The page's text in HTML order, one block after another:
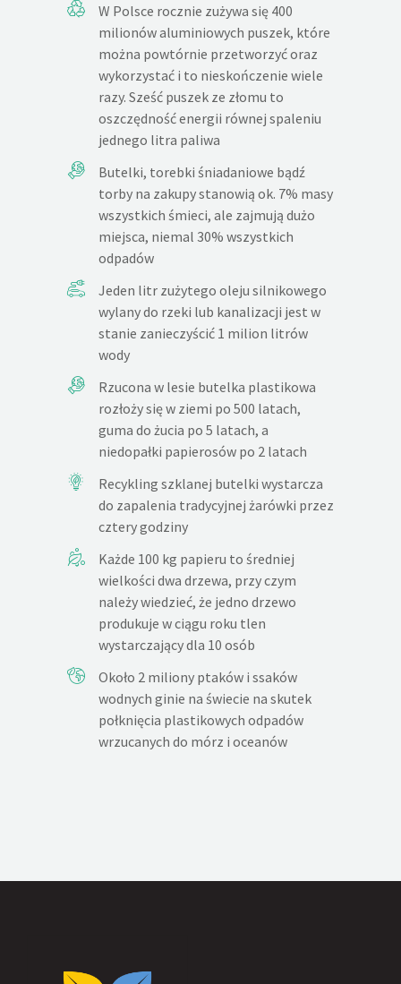
W Polsce rocznie zużywa się 400
milionów aluminiowych puszek, które
można powtórnie przetworzyć oraz
wykorzystać i to nieskończenie wiele
razy. Sześć puszek ze złomu to
oszczędność energii równej spaleniu
jednego litra paliwa
Butelki, torebki śniadaniowe bądź
torby na zakupy stanowią ok. 7% masy
wszystkich śmieci, ale zajmują dużo
miejsca, niemal 30% wszystkich
odpadów
Jeden litr zużytego oleju silnikowego
wylany do rzeki lub kanalizacji jest w
stanie zanieczyścić 1 milion litrów
wody
Rzucona w lesie butelka plastikowa
rozłoży się w ziemi po 500 latach,
guma do żucia po 5 latach, a
niedopałki papierosów po 2 latach
Recykling szklanej butelki wystarcza
do zapalenia tradycyjnej żarówki przez
cztery godziny
Każde 100 kg papieru to średniej
wielkości dwa drzewa, przy czym
należy wiedzieć, że jedno drzewo
produkuje w ciągu roku tlen
wystarczający dla 10 osób
Około 2 miliony ptaków i ssaków
wodnych ginie na świecie na skutek
połknięcia plastikowych odpadów
wrzucanych do mórz i oceanów